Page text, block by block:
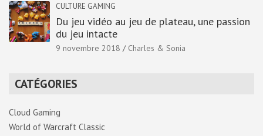
CULTURE GAMING
Du jeu vidéo au jeu de plateau, une passion
du jeu intacte
9 novembre 2018 Charles & Sonia
CATÉGORIES
Cloud Gaming
World of Warcraft Classic